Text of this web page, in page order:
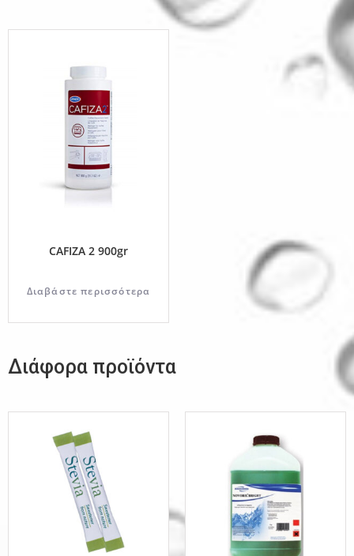
CAFIZA 2 900gr
Διαβάστε περισσότερα
Διάφορα προϊόντα